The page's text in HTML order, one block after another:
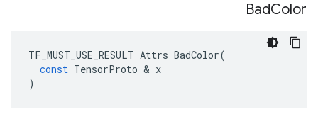
BadColor
TF_MUST_USE_RESULT Attrs BadColor(
const TensorProto & x
)